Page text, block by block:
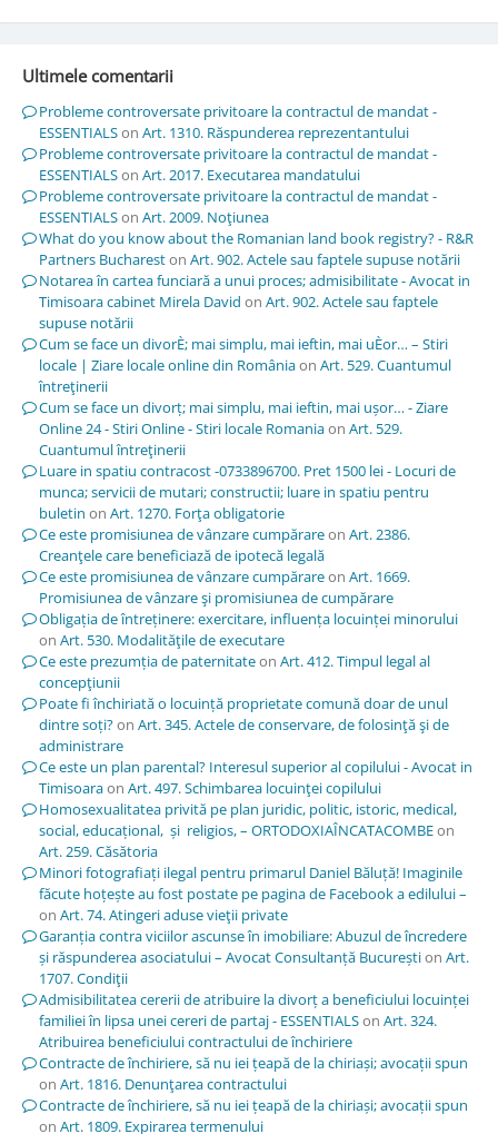
Ultimele comentarii
Probleme controversate privitoare la contractul de mandat -
ESSENTIALSon Art. 1310. Răspunderea reprezentantului
Probleme controversate privitoare la contractul de mandat -
ESSENTIALSon Art. 2017. Executarea mandatului
Probleme controversate privitoare la contractul de mandat -
ESSENTIALSon Art. 2009. Noţiunea
What do you know about the Romanian land book registry? - R&R
Partners Buchareston Art. 902. Actele sau faptele supuse notării
Notarea în cartea funciară a unui proces; admisibilitate - Avocat in
Timisoara cabinet Mirela David on Art. 902. Actele sau faptele
supuse notării
Cum se face un divorÈ; mai simplu, mai ieftin, mai uÈor… – Stiri
locale | Ziare locale online din Româniaon Art. 529. Cuantumul
întreţinerii
Cum se face un divorț; mai simplu, mai ieftin, mai ușor… - Ziare
Online 24 - Stiri Online - Stiri locale Romaniaon Art. 529.
Cuantumul întreţinerii
Luare in spatiu contracost -0733896700. Pret 1500 lei - Locuri de
munca; servicii de mutari; constructii; luare in spatiu pentru
buletin on Art. 1270. Forţa obligatorie
Ce este promisiunea de vânzare cumpărareon Art. 2386.
Creanţele care beneficiază de ipotecă legală
Ce este promisiunea de vânzare cumpărareon Art. 1669.
Promisiunea de vânzare şi promisiunea de cumpărare
Obligația de întreținere: exercitare, influența locuinței minorului
on Art. 530. Modalităţile de executare
Ce este prezumția de paternitateon Art. 412. Timpul legal al
concepţiunii
Poate fi închiriată o locuință proprietate comună doar de unul
dintre soți?on Art. 345. Actele de conservare, de folosinţă şi de
administrare
Ce este un plan parental? Interesul superior al copilului - Avocat in
Timisoaraon Art. 497. Schimbarea locuinţei copilului
Homosexualitatea privită pe plan juridic, politic, istoric, medical,
social, educațional, și religios, – ORTODOXIAÎNCATACOMBEon
Art. 259. Căsătoria
Minori fotografiați ilegal pentru primarul Daniel Băluță! Imaginile
făcute hoțește au fost postate pe pagina de Facebook a edilului –
on Art. 74. Atingeri aduse vieţii private
Garanția contra viciilor ascunse în imobiliare: Abuzul de încredere
și răspunderea asociatului – Avocat Consultanță Bucureștion Art.
1707. Condiţii
Admisibilitatea cererii de atribuire la divorț a beneficiului locuinței
familiei în lipsa unei cereri de partaj - ESSENTIALSon Art. 324.
Atribuirea beneficiului contractului de închiriere
Contracte de închiriere, să nu iei țeapă de la chiriași; avocații spun
on Art. 1816. Denunţarea contractului
Contracte de închiriere, să nu iei țeapă de la chiriași; avocații spun
on Art. 1809. Expirarea termenului